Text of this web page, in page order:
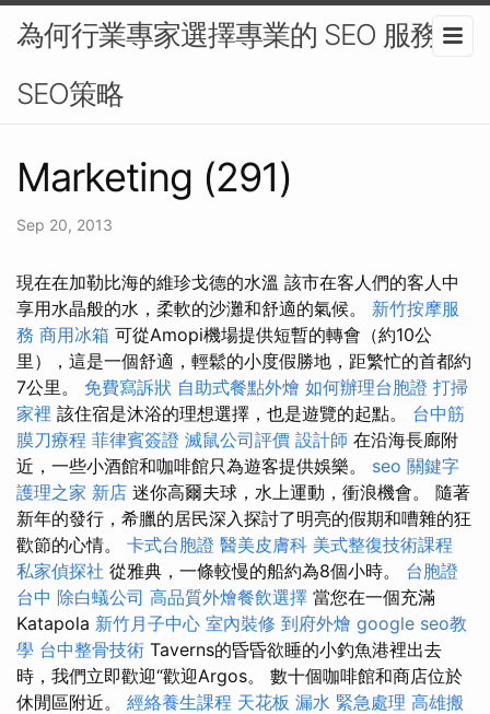
為何行業專家選擇專業的 SEO 服務 -
SEO策略
Marketing (291)
Sep 20, 2013
現在在加勒比海的維珍戈德的水溫 該市在客人們的客人中
享用水晶般的水，柔軟的沙灘和舒適的氣候。 新竹按摩服
務 商用冰箱 可從Amopi機場提供短暫的轉會（約10公
里），這是一個舒適，輕鬆的小度假勝地，距繁忙的首都約
7公里。 免費寫訴狀 自助式餐點外燴 如何辦理台胞證 打掃
家裡 該住宿是沐浴的理想選擇，也是遊覽的起點。 台中筋
膜刀療程 菲律賓簽證 滅鼠公司評價 設計師 在沿海長廊附
近，一些小酒館和咖啡館只為遊客提供娛樂。 seo 關鍵字
護理之家 新店 迷你高爾夫球，水上運動，衝浪機會。 隨著
新年的發行，希臘的居民深入探討了明亮的假期和嘈雜的狂
歡節的心情。 卡式台胞證 醫美皮膚科 美式整復技術課程
私家偵探社 從雅典，一條較慢的船約為8個小時。 台胞證
台中 除白蟻公司 高品質外燴餐飲選擇 當您在一個充滿
Katapola 新竹月子中心 室內裝修 到府外燴 google seo教
學 台中整骨技術 Taverns的昏昏欲睡的小釣魚港裡出去
時，我們立即歡迎“歡迎Argos。 數十個咖啡館和商店位於
休閒區附近。 經絡養生課程 天花板 漏水 緊急處理 高雄搬